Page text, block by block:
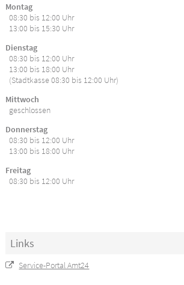
Montag
08:30 bis 12:00 Uhr
13:00 bis 15:30 Uhr
Dienstag
08:30 bis 12:00 Uhr
13:00 bis 18:00 Uhr
(Stadtkasse 08:30 bis 12:00 Uhr)
Mittwoch
geschlossen
Donnerstag
08:30 bis 12:00 Uhr
13:00 bis 18:00 Uhr
Freitag
08:30 bis 12:00 Uhr
Links
Service-Portal Amt24